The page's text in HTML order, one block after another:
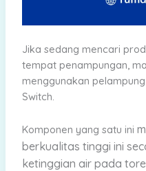
Jika sedang mencari
tempat penampungan,
menggunakan
Switch.
Komponen yang satu ini
berkualitas tinggi ini
ketinggian air pada